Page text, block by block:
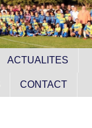
ACTUALITES
CONTACT